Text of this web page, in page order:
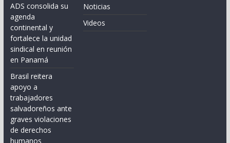
ADS consolida su
agenda
continental y
fortalece la unidad
sindical en reunión
en Panamá
Brasil reitera
apoyo a
trabajadores
salvadoreños ante
graves violaciones
de derechos
humanos
Noticias
Videos